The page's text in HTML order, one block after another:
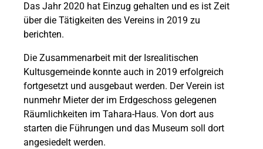
Das Jahr 2020 hat Einzug gehalten und es ist Zeit
über die Tätigkeiten des Vereins in 2019 zu
berichten.
Die Zusammenarbeit mit der Isrealitischen
Kultusgemeinde konnte auch in 2019 erfolgreich
fortgesetzt und ausgebaut werden. Der Verein ist
nunmehr Mieter der im Erdgeschoss gelegenen
Räumlichkeiten im Tahara-Haus. Von dort aus
starten die Führungen und das Museum soll dort
angesiedelt werden.